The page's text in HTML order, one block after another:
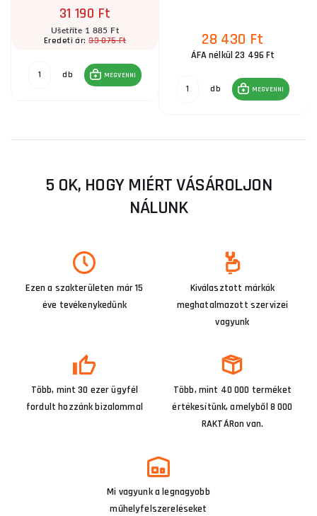
31 190 Ft
Ušetříte 1 885 Ft
Eredeti ár:33 075 Ft
db MEGVENNI
28 430 Ft
ÁFA nélkül 23 496 Ft
db MEGVENNI
5 OK, HOGY MIÉRT VÁSÁROLJON
NÁLUNK
Ezen a szakterületen már 15
éve tevékenykedünk
Kiválasztott márkák
meghatalmazott szervizei
vagyunk
Több, mint 30 ezer ügyfél
fordult hozzánk bizalommal
Több, mint 40 000 terméket
értékesítünk, amelyből 8 000
RAKTÁRon van.
Mi vagyunk a legnagyobb
műhelyfelszereléseket